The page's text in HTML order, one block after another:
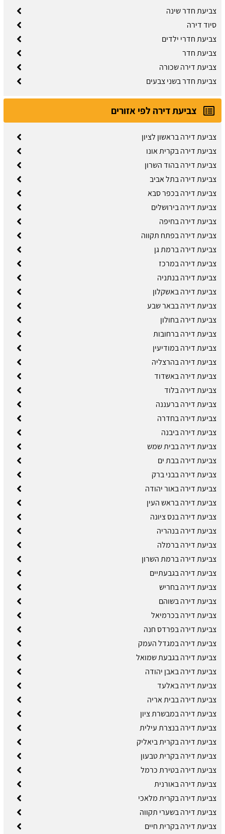
צביעת חדר שינה
סיוד דירה
צביעת חדרי ילדים
צביעת חדר
צביעת דירה שכורה
צביעת חדר בשני צבעים
צביעת דירה לפי אזורים
צביעת דירה בראשון לציון
צביעת דירה בקרית אונו
צביעת דירה בהוד השרון
צביעת דירה בתל אביב
צביעת דירה בכפר סבא
צביעת דירה בירושלים
צביעת דירה בחיפה
צביעת דירה בפתח תקווה
צביעת דירה ברמת גן
צביעת דירה במרכז
צביעת דירה בנתניה
צביעת דירה באשקלון
צביעת דירה בבאר שבע
צביעת דירה בחולון
צביעת דירה ברחובות
צביעת דירה במודיעין
צביעת דירה בהרצליה
צביעת דירה באשדוד
צביעת דירה בלוד
צביעת דירה ברעננה
צביעת דירה בחדרה
צביעת דירה ביבנה
צביעת דירה בבית שמש
צביעת דירה בבת ים
צביעת דירה בבני ברק
צביעת דירה באור יהודה
צביעת דירה בראש העין
צביעת דירה בנס ציונה
צביעת דירה בנהריה
צביעת דירה ברמלה
צביעת דירה ברמת השרון
צביעת דירה בגבעתיים
צביעת דירה בחריש
צביעת דירה בשוהם
צביעת דירה בכרמיאל
צביעת דירה בפרדס חנה
צביעת דירה במגדל העמק
צביעת דירה בגבעת שמואל
צביעת דירה באבן יהודה
צביעת דירה באלעד
צביעת דירה בבית אריה
צביעת דירה במבשרת ציון
צביעת דירה בנצרת עילית
צביעת דירה בקרית ביאליק
צביעת דירה בקרית טבעון
צביעת דירה בטירת כרמל
צביעת דירה באורנית
צביעת דירה בקרית מלאכי
צביעת דירה בשערי תקווה
צביעת דירה בקרית חיים